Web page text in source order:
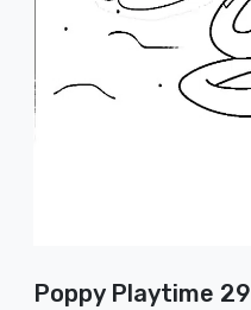
Poppy Playtime 29